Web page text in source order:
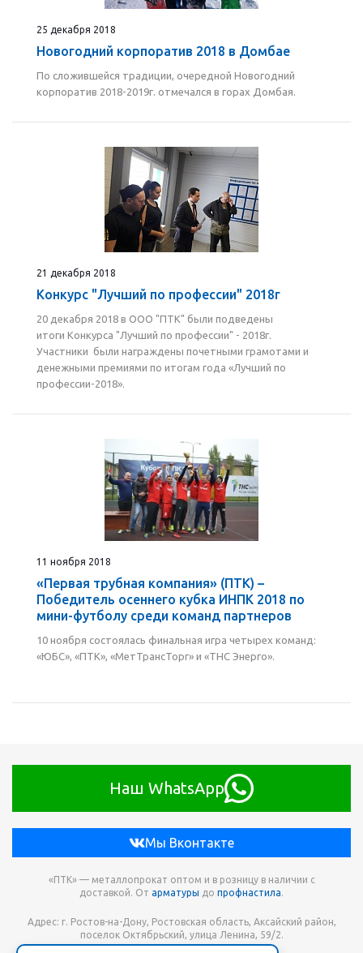
25 декабря 2018
Новогодний корпоратив 2018 в Домбае
По сложившейся традиции, очередной Новогодний
корпоратив 2018-2019г. отмечался в горах Домбая.
21 декабря 2018
Конкурс "Лучший по профессии" 2018г
20 декабря 2018 в ООО "ПТК" были подведены
итоги Конкурса "Лучший по профессии" - 2018г.
Участники были награждены почетными грамотами и
денежными премиями по итогам года «Лучший по
профессии-2018».
11 ноября 2018
«Первая трубная компания» (ПТК) –
Победитель осеннего кубка ИНПК 2018 по
мини-футболу среди команд партнеров
10 ноября состоялась финальная игра четырех команд:
«ЮБС», «ПТК», «МетТрансТорг» и «ТНС Энерго».
Наш WhatsApp
Мы Вконтакте
«ПТК» — металлопрокат оптом и в розницу в наличии с
доставкой. От арматуры до профнастила.
Адрес: г. Ростов-на-Дону, Ростовская область, Аксайский район,
поселок Октябрьский, улица Ленина, 59/2.